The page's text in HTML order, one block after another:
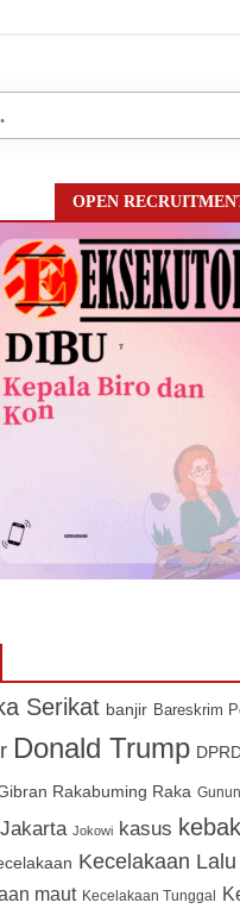
OPEN
Serikat banjir Bareskrim
Donald Trump
Rakabuming Raka
Jakarta Jokowi kasus
Kecelakaan
maut Kecelakaan Tunggal